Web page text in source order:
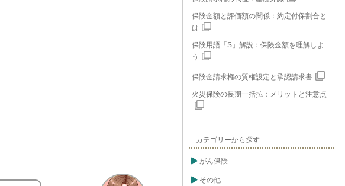
保険金額と評価額の関係：約定付保割合と
は
保険用語「S」解説：保険金額を理解しよ
う
保険金請求権の質権設定と承認請求書
火災保険の長期一括払：メリットと注意点
カテゴリーから探す
がん保険
その他